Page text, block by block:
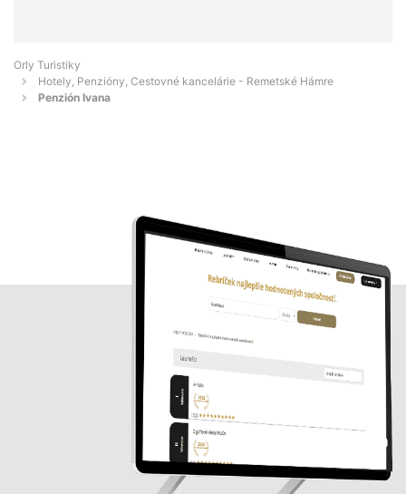
Orly Turistiky
Hotely, Penzióny, Cestovné kancelárie - Remetské Hámre
Penzión Ivana